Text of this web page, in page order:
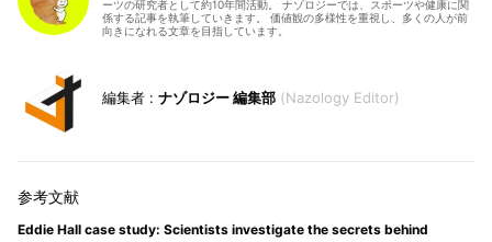
ーツの研究者として約10年間活動。 ナゾロジーでは、スポーツや健康に関
係する記事を執筆していきます。 価値観の多様性を重視し、多くの人が前
向きになれる文章を目指しています。
ナゾロジー 編集部 Nazology Editor
Eddie Hall case study: Scientists investigate the secrets behind